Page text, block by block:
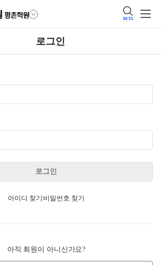
BETA
로그인
로그인
아이디 찾기 비밀번호 찾기
아직 회원이 아니신가요?